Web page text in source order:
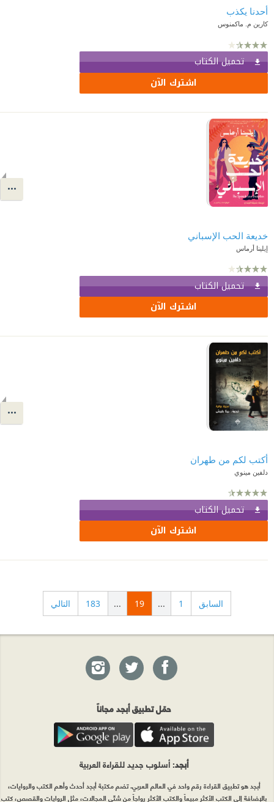
أحدنا يكذب
كارين م. ماكمنوس
تحميل الكتاب
اشترك الآن
خديعة الحب الإسباني
إيلينا أرماس
تحميل الكتاب
اشترك الآن
أكتب لكم من طهران
دلفين مينوي
تحميل الكتاب
اشترك الآن
السابق 1
...
19
...
183 التالي
حمّل تطبيق أبجد مجاناً
أبجد: أسلوب جديد للقراءة العربية
أبجد هو تطبيق القراءة رقم واحد في العالم العربي. تضم مكتبة أبجد أحدث وأهم الكتب والروايات،
بالإضافة إلى الكتب الأكثر مبيعاً والكتب الأكثر رواجاً من شتّى المجالات، مثل الروايات والقصص، كتب